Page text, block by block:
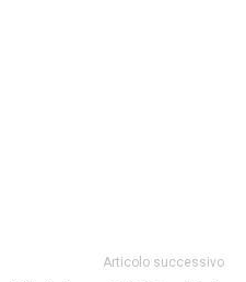
Articolo successivo